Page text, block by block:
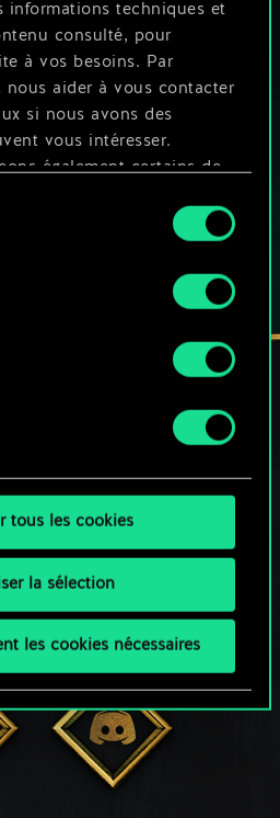
informations techniques et
consulté, pour
à vos besoins. Par
nous aider à vous contacter
si nous avons des
vous intéresser.
également certains de
ne seront appliqués
tous les détails sur notre
"Paramètres" ci-
tous les cookies
la sélection
les cookies nécessaires
DE GWENT ?
SUR PC
des achats intégrés
:
CONNECTÉ(E)